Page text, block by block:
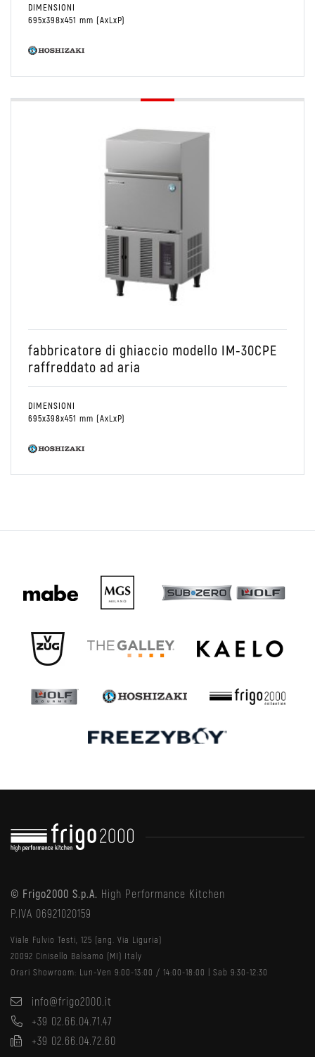
DIMENSIONI
695x398x451 mm (AxLxP)
fabbricatore di ghiaccio modello IM-30CPE
raffreddato ad aria
DIMENSIONI
695x398x451 mm (AxLxP)
Raffreddare
© Frigo2000 S.p.A. High Performance Kitchen
P.IVA 06921020159
Viale Fulvio Testi, 125 (ang. Via Liguria)
20092 Cinisello Balsamo (MI) Italy
Orari Showroom: Lun-Ven 9:00-13:00 / 14:00-18:00 | Sab 9:30-12:30
info@frigo2000.it
+39 02.66.04.71.47
+39 02.66.04.72.60